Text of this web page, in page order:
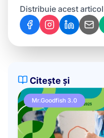
Distribuie acest articol
Citește și
Mr.Goodfish 3.0